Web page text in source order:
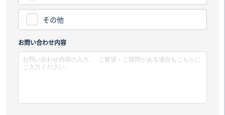
その他
お問い合わせ内容